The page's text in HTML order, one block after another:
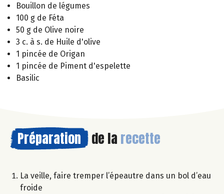
Bouillon de légumes
100 g de Féta
50 g de Olive noire
3 c. à s. de Huile d'olive
1 pincée de Origan
1 pincée de Piment d'espelette
Basilic
Préparation de la recette
La veille, faire tremper l’épeautre dans un bol d’eau
froide